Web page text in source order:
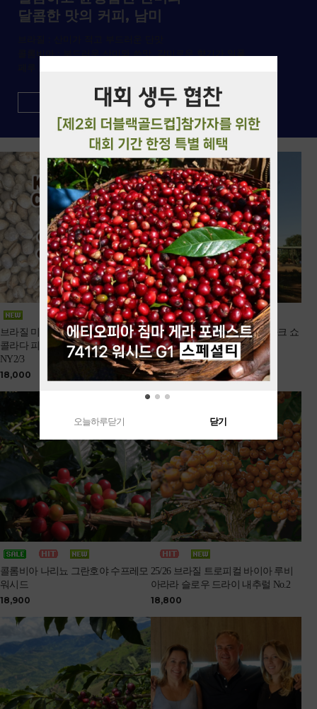
달콤한 맛의 커피, 남미
브라질 미나스제라이스 코로코로 초
콜라다 피베리 옐로우버번 내추럴
NY2/3
18,000
25/26 브라질 NY2 SC16up FC 다크 쇼
콜라타 내추럴
16,300
콜롬비아 나리뇨 그란호야 수프레모
워시드
18,900
25/26 브라질 트로피컬 바이아 루비
아라라 슬로우 드라이 내추럴 No.2
18,800
오늘하루닫기 닫기